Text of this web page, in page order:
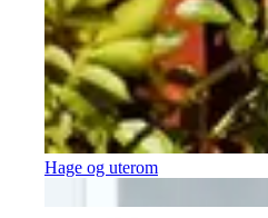
Hage og uterom